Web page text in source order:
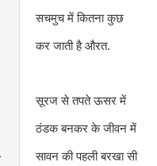
सचमुच में कितना कुछ
कर जाती है औरत.
सूरज से तपते ऊसर में
ठंडक बनकर के जीवन में
सावन की पहली बरखा सी